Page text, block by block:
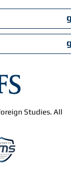
Studies. All